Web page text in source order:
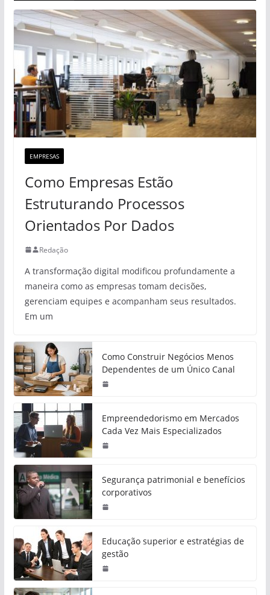
EMPRESAS
Como Empresas Estão
Estruturando Processos
Orientados Por Dados
Redação
A transformação digital modificou profundamente a
maneira como as empresas tomam decisões,
gerenciam equipes e acompanham seus resultados.
Em um
Como Construir Negócios Menos
Dependentes de um Único Canal
Empreendedorismo em Mercados
Cada Vez Mais Especializados
Segurança patrimonial e benefícios
corporativos
Educação superior e estratégias de
gestão